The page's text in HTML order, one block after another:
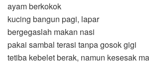
ayam berkokok
kucing bangun pagi, lapar
bergegaslah makan nasi
pakai sambal terasi tanpa gosok gigi
tetiba kebelet berak, namun kesesak